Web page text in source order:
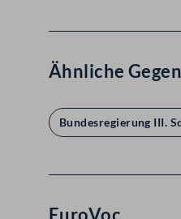
Ähnliche
Bundesregierung III.
EuroVoc